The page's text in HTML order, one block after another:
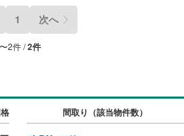
1 次へ
〜2件 /2件
間取り（該当物件数）